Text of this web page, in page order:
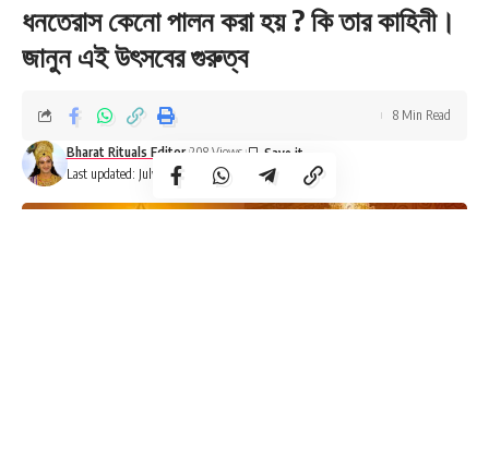
ধনতেরাস কেনো পালন করা হয় ? কি তার কাহিনী।
জানুন এই উৎসবের গুরুত্ব
Last updated: July 19, 2023 6:36 PM
Bharat Rituals Editor 208 Views
8 Min Read